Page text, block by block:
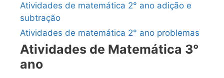
Atividades de matemática 2° ano adição e
subtração
Atividades de matemática 2° ano problemas
Atividades de Matemática 3°
ano